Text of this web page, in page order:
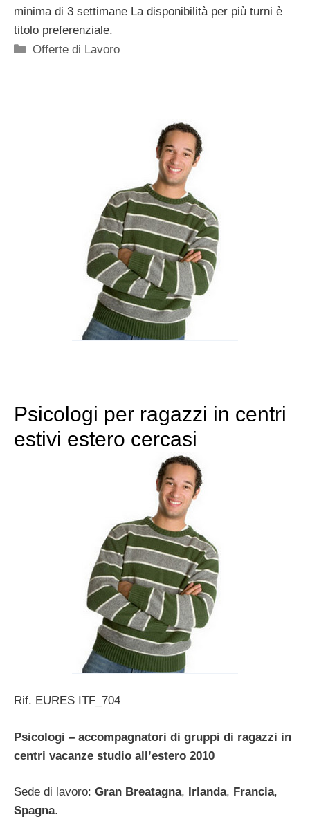
minima di 3 settimane La disponibilità per più turni è
titolo preferenziale.
Categorie
Offerte di Lavoro
Psicologi per ragazzi in centri
estivi estero cercasi
Rif. EURES ITF_704
Psicologi – accompagnatori di gruppi di ragazzi in
centri vacanze studio all’estero 2010
Sede di lavoro: Gran Breatagna, Irlanda, Francia,
Spagna.